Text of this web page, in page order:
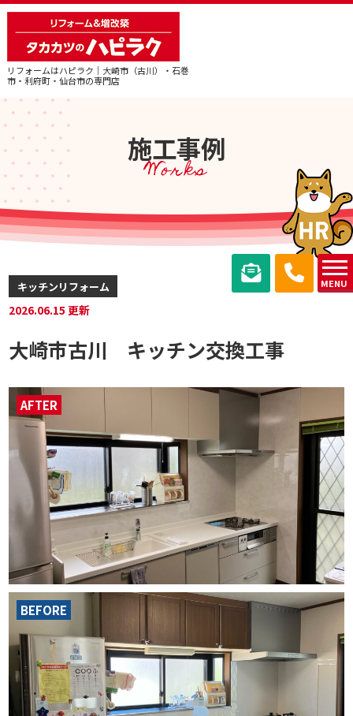
リフォームはハピラク｜大崎市（古川）・石巻
市・利府町・仙台市の専門店
MENU
施工事例
Works
キッチンリフォーム
2026.06.15 更新
大崎市古川 キッチン交換工事
AFTER
BEFORE